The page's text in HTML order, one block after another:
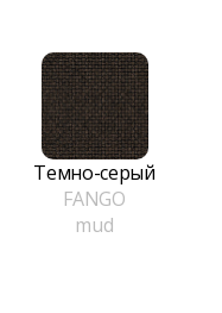
Темно-серый
FANGO
mud